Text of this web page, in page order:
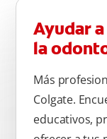
Ayudar
la
Más
Colgate.
educativos,